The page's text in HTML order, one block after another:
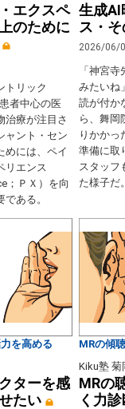
エクスペ
のために
トリック
者中心の医
治療が注目さ
ャント・セン
めには、ペイ
リエンス
；ＰＸ）を向
である。
生成AI
ス・そ
2026/06/
「神宮
みたいね
読が付か
ら、舞岡
りかかっ
準備に取
スタッフ
た様子だ。
を高める
ターを感
たい
MRの傾
Kiku塾 菊
MRの
く力